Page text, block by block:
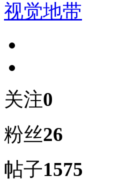
视觉地带
关注0
粉丝26
帖子1575